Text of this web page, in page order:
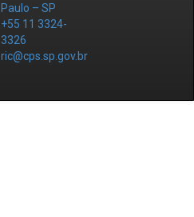
Paulo – SP
+55 11 3324-
3326
ric@cps.sp.gov.br